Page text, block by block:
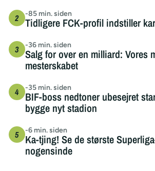
-85 min. siden
Tidligere FCK-profil indstiller
-36 min. siden
Salg for over en milliard: Vores
mesterskabet
-35 min. siden
BIF-boss nedtoner ubesejret
bygge nyt stadion
-6 min. siden
Ka-tjing! Se de største
nogensinde